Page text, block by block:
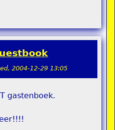
2004-12-29 13:05
gastenboek.